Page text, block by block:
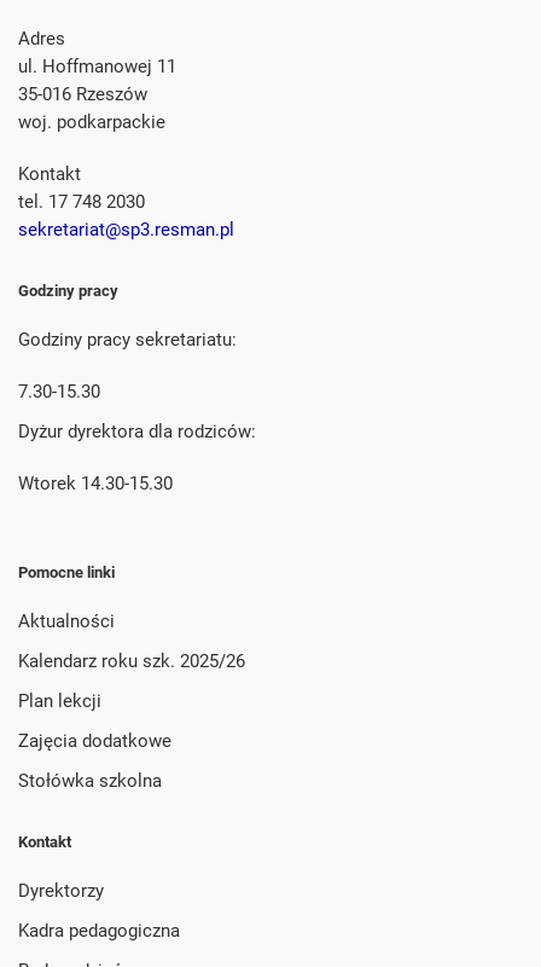
Adres
ul. Hoffmanowej 11
35-016 Rzeszów
woj. podkarpackie
Kontakt
tel. 17 748 2030
sekretariat@sp3.resman.pl
Godziny pracy
Godziny pracy sekretariatu:
7.30-15.30
Dyżur dyrektora dla rodziców:
Wtorek 14.30-15.30
Pomocne linki
Aktualności
Kalendarz roku szk. 2025/26
Plan lekcji
Zajęcia dodatkowe
Stołówka szkolna
Kontakt
Dyrektorzy
Kadra pedagogiczna